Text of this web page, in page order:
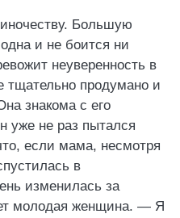
Большую
и не боится ни
неуверенность в
тщательно продумано и
знакома с его
уже не раз пытался
если мама, несмотря
в
изменилась за
молодая женщина. — Я